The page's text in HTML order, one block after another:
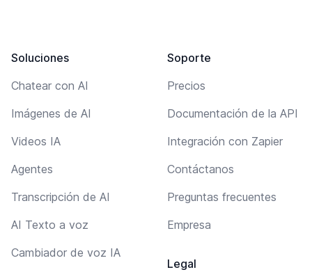
Soluciones
Chatear con AI
Imágenes de AI
Videos IA
Agentes
Transcripción de AI
AI Texto a voz
Cambiador de voz IA
Soporte
Precios
Documentación de la API
Integración con Zapier
Contáctanos
Preguntas frecuentes
Empresa
Legal